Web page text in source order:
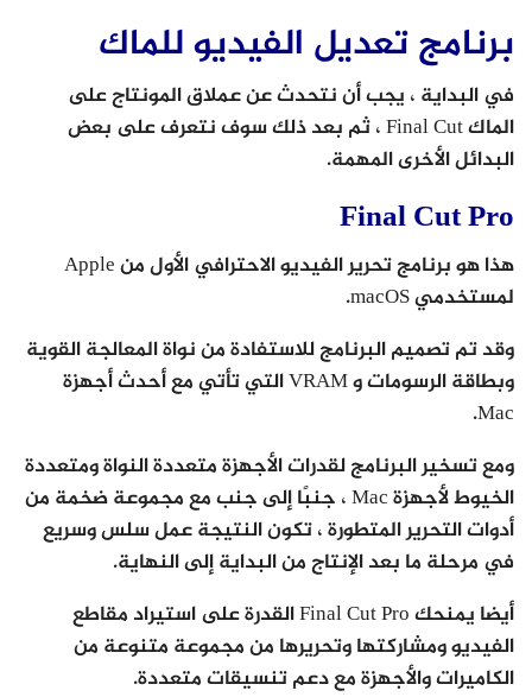
برنامج تعديل الفيديو للماك
في البداية ، يجب أن نتحدث عن عملاق المونتاج على
الماك Final Cut ، ثم بعد ذلك سوف نتعرف على بعض
البدائل الأخرى المهمة.
Final Cut Pro
هذا هو برنامج تحرير الفيديو الاحترافي الأول من Apple
لمستخدمي macOS.
وقد تم تصميم البرنامج للاستفادة من نواة المعالجة القوية
وبطاقة الرسومات و VRAM التي تأتي مع أحدث أجهزة
Mac.
ومع تسخير البرنامج لقدرات الأجهزة متعددة النواة ومتعددة
الخيوط لأجهزة Mac ، جنبًا إلى جنب مع مجموعة ضخمة من
أدوات التحرير المتطورة ، تكون النتيجة عمل سلس وسريع
في مرحلة ما بعد الإنتاج من البداية إلى النهاية.
أيضا يمنحك Final Cut Pro القدرة على استيراد مقاطع
الفيديو ومشاركتها وتحريرها من مجموعة متنوعة من
الكاميرات والأجهزة مع دعم تنسيقات متعددة.